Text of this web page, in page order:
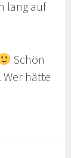
lang auf
Schön
Wer hätte